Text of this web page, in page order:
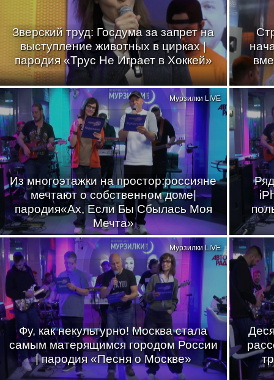
Зверский труд: Госдума за запрет на
выступление животных в цирках |
пародия «Трус Не Играет в Хоккей»
Из многоэтажки на простор:россияне
мечтают о собственном доме|
пародия«Ах, Если Бы Сбылась Моя
Мечта»
Мурзилки LIVE
Фу, как некультурно! Москва стала
самым матерящимся городом России
| пародия «Песня о Москве»
Мурзилки LIVE